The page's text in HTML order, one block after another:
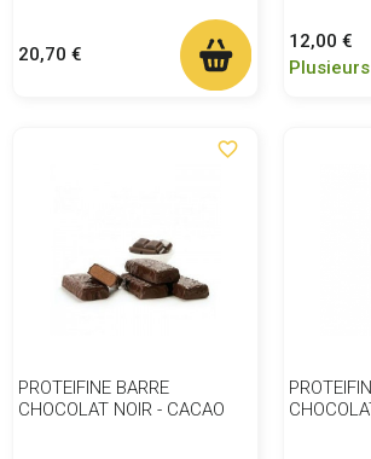
Prix
20,70 €
Prix
12,00 €
favorite_border
PROTEIFINE BARRE
CHOCOLAT NOIR - CACAO